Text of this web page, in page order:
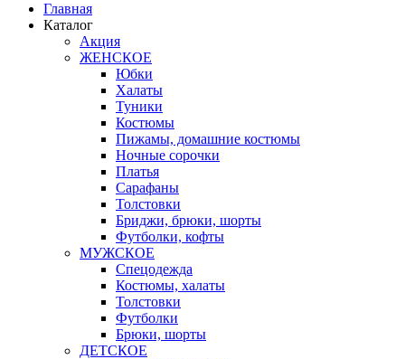
Главная
Каталог
Акция
ЖЕНСКОЕ
Юбки
Халаты
Туники
Костюмы
Пижамы, домашние костюмы
Ночные сорочки
Платья
Сарафаны
Толстовки
Бриджи, брюки, шорты
Футболки, кофты
МУЖСКОЕ
Спецодежда
Костюмы, халаты
Толстовки
Футболки
Брюки, шорты
ДЕТСКОЕ